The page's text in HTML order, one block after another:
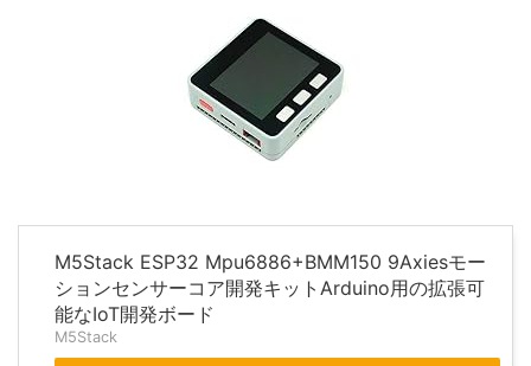
M5Stack ESP32 Mpu6886+BMM150 9Axiesモー
ションセンサーコア開発キットArduino用の拡張可
能なIoT開発ボード
M5Stack